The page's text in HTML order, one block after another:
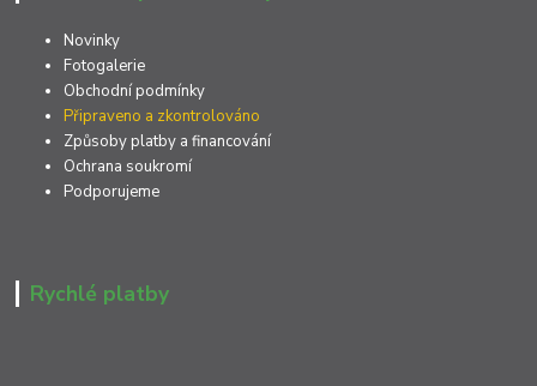
Novinky
Fotogalerie
Obchodní podmínky
Připraveno a zkontrolováno
Způsoby platby a financování
Ochrana soukromí
Podporujeme
Rychlé platby